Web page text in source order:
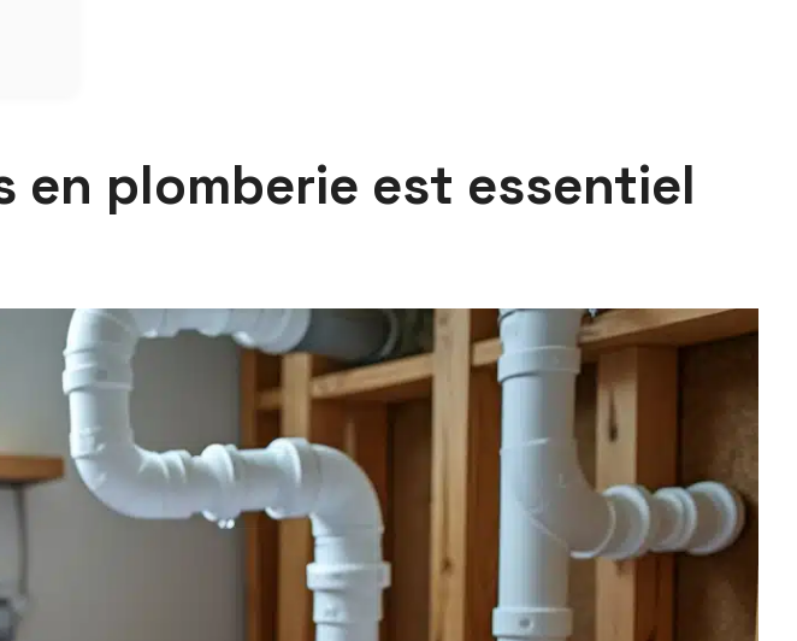
en plomberie est essentiel